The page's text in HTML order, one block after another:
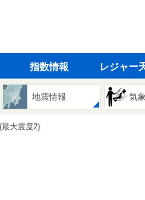
指数情報 レジャー
地震情報 気
大震度2)